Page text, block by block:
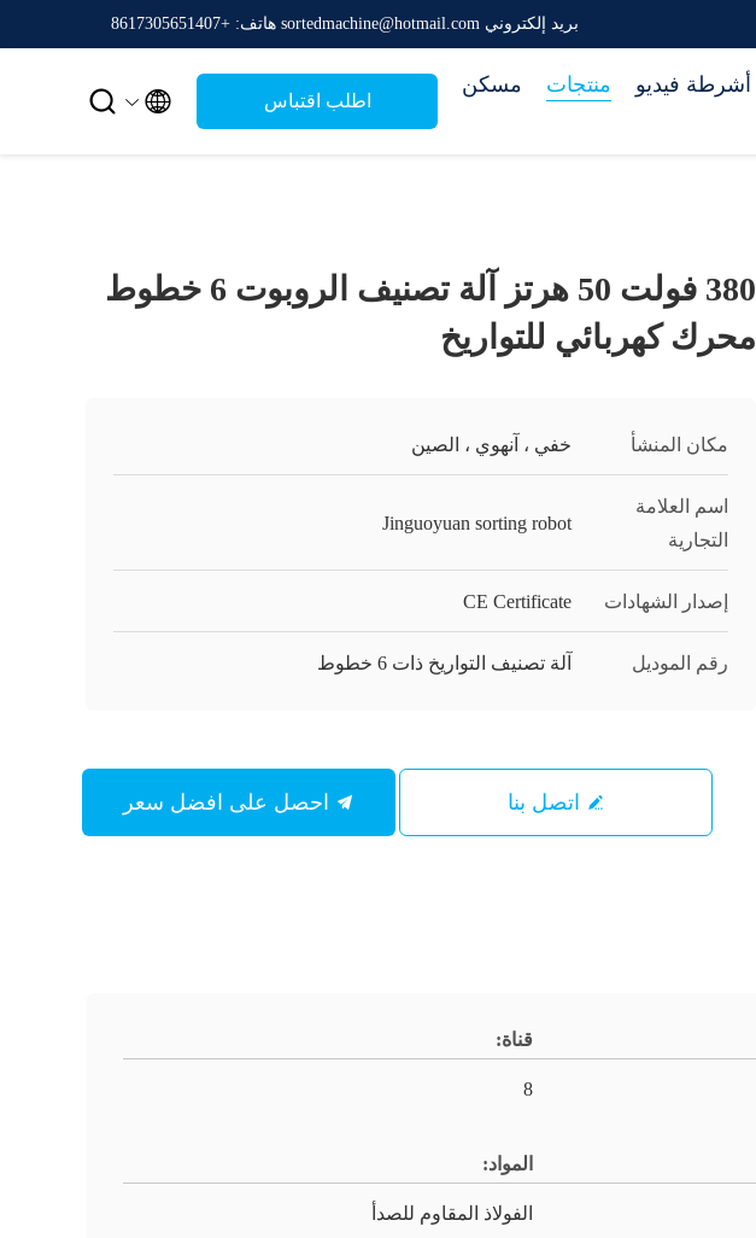
بريد إلكتروني sortedmachine@hotmail.com هاتف: +8617305651407
مسكن منتجات أشرطة فيديو
اطلب اقتباس 

380 فولت 50 هرتز آلة تصنيف الروبوت 6 خطوط
محرك كهربائي للتواريخ
مكان المنشأ خفي ، آنهوي ، الصين
اسم العلامة
التجارية
Jinguoyuan sorting robot
إصدار الشهادات CE Certificate
رقم الموديل آلة تصنيف التواريخ ذات 6 خطوط
اتصل بنا
قناة:
8
المواد:
الفولاذ المقاوم للصدأ